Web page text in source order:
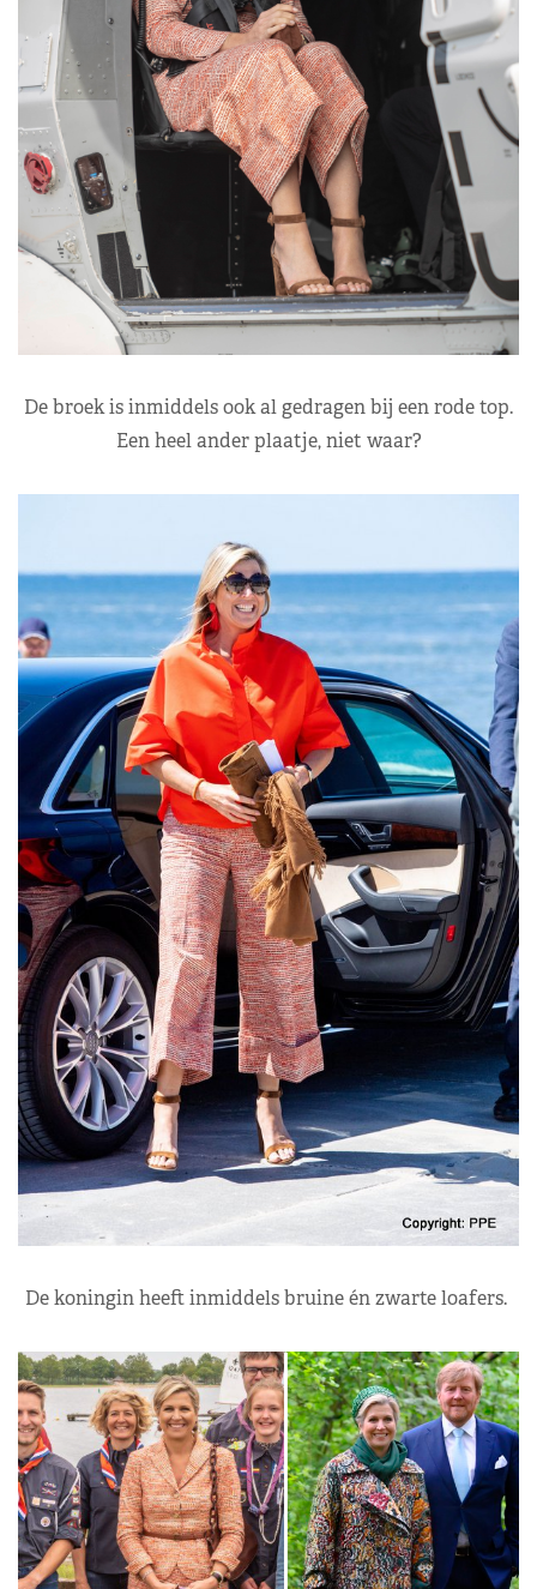
De broek is inmiddels ook al gedragen bij een rode top.
Een heel ander plaatje, niet waar?
De koningin heeft inmiddels bruine én zwarte loafers.